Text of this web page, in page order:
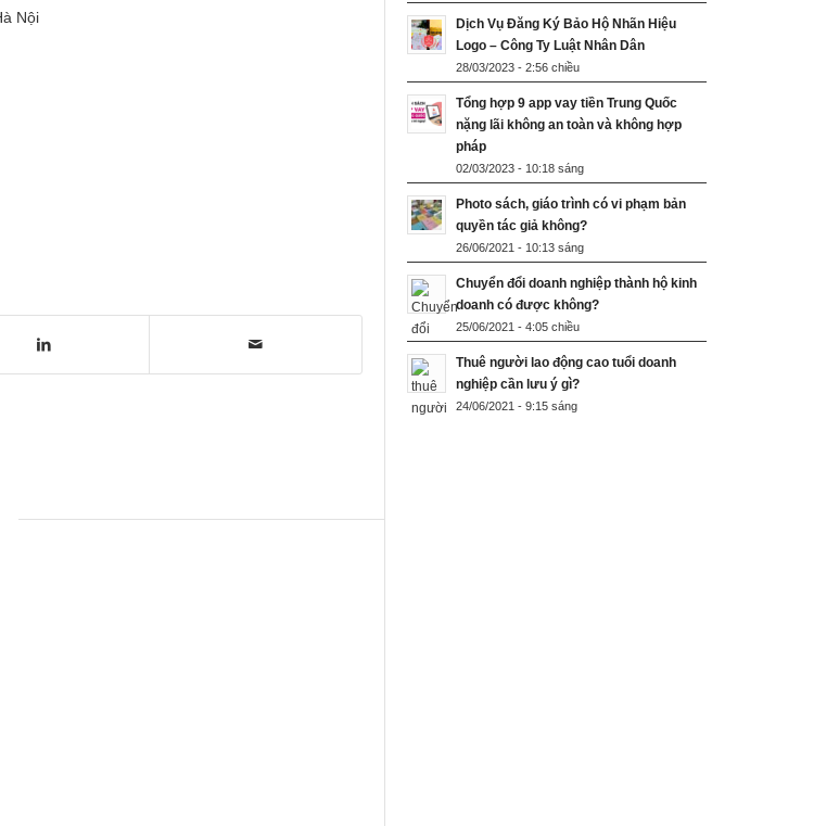
Nội
Dịch Vụ Đăng Ký Bảo Hộ Nhãn Hiệu
Logo – Công Ty Luật Nhân Dân
28/03/2023 - 2:56 chiều
Tổng hợp 9 app vay tiền Trung Quốc
nặng lãi không an toàn và không hợp
pháp
02/03/2023 - 10:18 sáng
Photo sách, giáo trình có vi phạm bản
quyền tác giả không?
26/06/2021 - 10:13 sáng
Chuyển đổi doanh nghiệp thành hộ kinh
doanh có được không?
25/06/2021 - 4:05 chiều
Thuê người lao động cao tuổi doanh
nghiệp cần lưu ý gì?
24/06/2021 - 9:15 sáng